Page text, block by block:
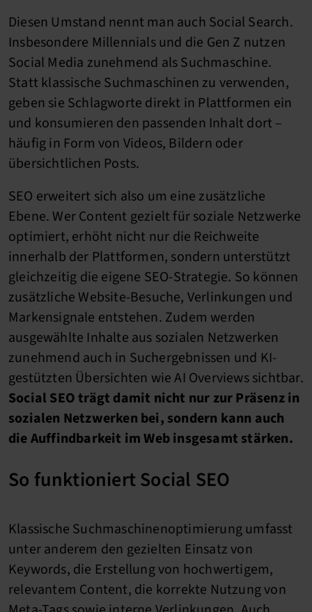
Diesen Umstand nennt man auch Social Search.
Insbesondere Millennials und die Gen Z nutzen
Social Media zunehmend als Suchmaschine.
Statt klassische Suchmaschinen zu verwenden,
geben sie Schlagworte direkt in Plattformen ein
und konsumieren den passenden Inhalt dort –
häufig in Form von Videos, Bildern oder
übersichtlichen Posts.
SEO erweitert sich also um eine zusätzliche
Ebene. Wer Content gezielt für soziale Netzwerke
optimiert, erhöht nicht nur die Reichweite
innerhalb der Plattformen, sondern unterstützt
gleichzeitig die eigene SEO-Strategie. So können
zusätzliche Website-Besuche, Verlinkungen und
Markensignale entstehen. Zudem werden
ausgewählte Inhalte aus sozialen Netzwerken
zunehmend auch in Suchergebnissen und KI-
gestützten Übersichten wie AI Overviews sichtbar.
Social SEO trägt damit nicht nur zur Präsenz in
sozialen Netzwerken bei, sondern kann auch
die Auffindbarkeit im Web insgesamt stärken.
So funktioniert Social SEO
Klassische Suchmaschinenoptimierung umfasst
unter anderem den gezielten Einsatz von
Keywords, die Erstellung von hochwertigem,
relevantem Content, die korrekte Nutzung von